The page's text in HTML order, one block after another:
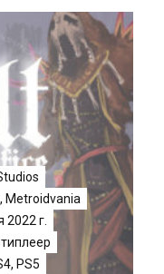
, Metroidvania
2022 г.
, PS5